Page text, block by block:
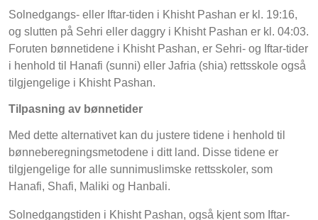
Solnedgangs- eller Iftar-tiden i Khisht Pashan er kl. 19:16,
og slutten på Sehri eller daggry i Khisht Pashan er kl. 04:03.
Foruten bønnetidene i Khisht Pashan, er Sehri- og Iftar-tider
i henhold til Hanafi (sunni) eller Jafria (shia) rettsskole også
tilgjengelige i Khisht Pashan.
Tilpasning av bønnetider
Med dette alternativet kan du justere tidene i henhold til
bønneberegningsmetodene i ditt land. Disse tidene er
tilgjengelige for alle sunnimuslimske rettsskoler, som
Hanafi, Shafi, Maliki og Hanbali.
Solnedgangstiden i Khisht Pashan, også kjent som Iftar-